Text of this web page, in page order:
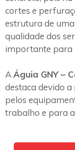
cortes e
estrutura de
qualidade dos
importante para
AÁguia GNY –
destaca devido
pelos
trabalho e para